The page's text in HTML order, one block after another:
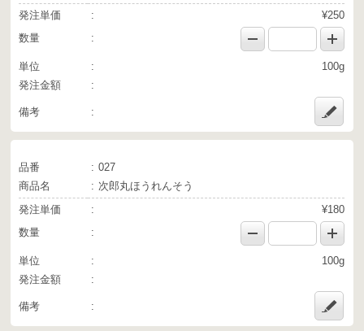
発注単価
¥250
数量
単位
100g
発注金額
備考
品番
027
商品名
次郎丸ほうれんそう
発注単価
¥180
数量
単位
100g
発注金額
備考